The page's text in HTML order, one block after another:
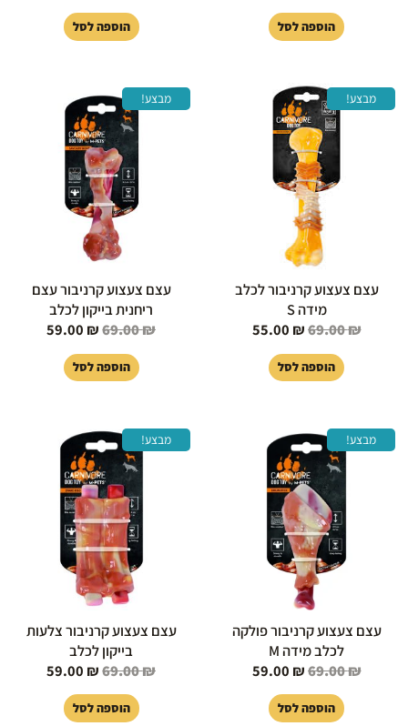
הוספה לסל הוספה לסל
מבצע!
עצם צעצוע קרניבור לכלב
מידה S
69.00₪
המחיר
המקורי
היה:
69.00 ₪.
55.00 ₪
הוספה לסל
מבצע!
עצם צעצוע קרניבור עצם
ריחנית בייקון לכלב
69.00₪
המחיר
המקורי
היה:
69.00 ₪.
59.00 ₪
הוספה לסל
מבצע!
עצם צעצוע קרניבור פולקה
לכלב מידה M
69.00₪
המחיר
המקורי
היה:
69.00 ₪.
59.00 ₪
הוספה לסל
מבצע!
עצם צעצוע קרניבור צלעות
בייקון לכלב
69.00₪
המחיר
המקורי
היה:
69.00 ₪.
59.00 ₪
הוספה לסל